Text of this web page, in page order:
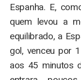
Espanha. E,
quem levou a
equilibrado, a
gol, venceu por
aos 45 minutos